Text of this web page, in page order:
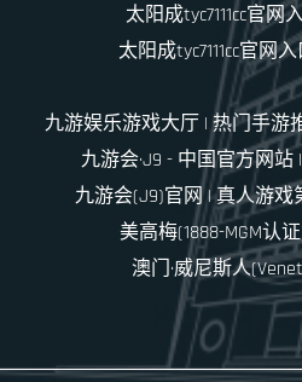
太阳成tyc7111cc官网
太阳成tyc7111cc官网
九游娱乐游戏大厅 | 热门手游
九游会·J9 - 中国官方网
九游会(J9)官网 | 真人游
美高梅(1888-MGM认
澳门·威尼斯人